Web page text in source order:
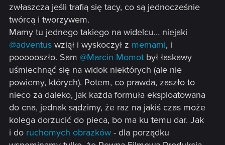
zwłaszcza jeśli trafią się tacy, co są jednocześnie
twórcą i tworzywem.
Mamy tu jednego takiego na widelcu… niejaki
@adventus wziął i wyskoczył z memami, i
poooooszło. Sam @Marcin Momot był łaskawy
uśmiechnąć się na widok niektórych (ale nie
powiemy, których). Potem, co prawda, zaszło to
nieco za daleko, jak każda formuła eksploatowana
do cna, jednak sądzimy, że raz na jakiś czas może
kolega dorzucić do pieca, bo ma ku temu dar. Jak
i do ruchomych obrazków - dla porządku